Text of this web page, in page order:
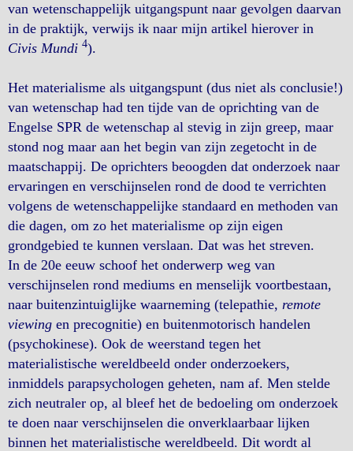
van wetenschappelijk uitgangspunt naar gevolgen daarvan
in de praktijk, verwijs ik naar mijn artikel hierover in
Civis Mundi 4).
Het materialisme als uitgangspunt (dus niet als conclusie!)
van wetenschap had ten tijde van de oprichting van de
Engelse SPR de wetenschap al stevig in zijn greep, maar
stond nog maar aan het begin van zijn zegetocht in de
maatschappij. De oprichters beoogden dat onderzoek naar
ervaringen en verschijnselen rond de dood te verrichten
volgens de wetenschappelijke standaard en methoden van
die dagen, om zo het materialisme op zijn eigen
grondgebied te kunnen verslaan. Dat was het streven.
In de 20e eeuw schoof het onderwerp weg van
verschijnselen rond mediums en menselijk voortbestaan,
naar buitenzintuiglijke waarneming (telepathie, remote
viewing en precognitie) en buitenmotorisch handelen
(psychokinese). Ook de weerstand tegen het
materialistische wereldbeeld onder onderzoekers,
inmiddels parapsychologen geheten, nam af. Men stelde
zich neutraler op, al bleef het de bedoeling om onderzoek
te doen naar verschijnselen die onverklaarbaar lijken
binnen het materialistische wereldbeeld. Dit wordt al